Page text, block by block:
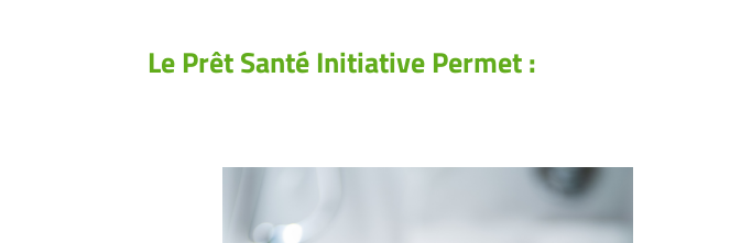
Le Prêt Santé Initiative Permet :